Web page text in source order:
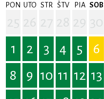
PON UTO STR ŠTV PIA SOB
1
2 3 4 5 6
8
9 10 11 12 13